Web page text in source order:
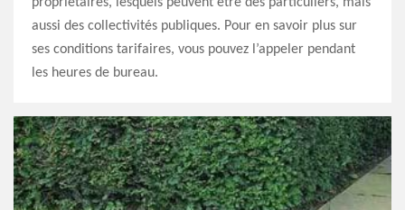
aussi des collectivités publiques. Pour en savoir plus sur
ses conditions tarifaires, vous pouvez l’appeler pendant
les heures de bureau.